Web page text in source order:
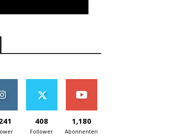
408
Follower
1,180
Abonnenten